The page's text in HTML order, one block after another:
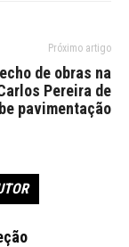
Próximo artigo
de obras na
Pereira de
pavimentação